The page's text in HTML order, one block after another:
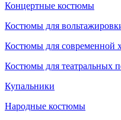
Концертные костюмы
Костюмы для
Костюмы для современной
Костюмы для театральных
Купальники
Народные костюмы